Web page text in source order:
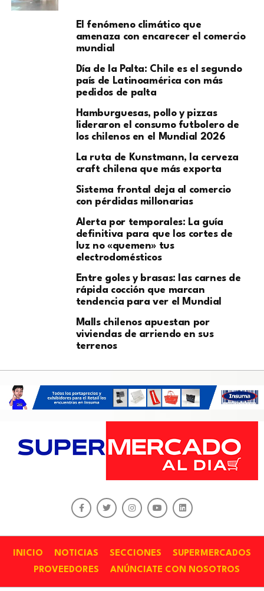
El fenómeno climático que
amenaza con encarecer el comercio
mundial
Día de la Palta: Chile es el segundo
país de Latinoamérica con más
pedidos de palta
Hamburguesas, pollo y pizzas
lideraron el consumo futbolero de
los chilenos en el Mundial 2026
La ruta de Kunstmann, la cerveza
craft chilena que más exporta
Sistema frontal deja al comercio
con pérdidas millonarias
Alerta por temporales: La guía
definitiva para que los cortes de
luz no «quemen» tus
electrodomésticos
Entre goles y brasas: las carnes de
rápida cocción que marcan
tendencia para ver el Mundial
Malls chilenos apuestan por
viviendas de arriendo en sus
terrenos
INICIO NOTICIAS SECCIONES
SUPERMERCADOS
PROVEEDORES
ANÚNCIATE CON NOSOTROS